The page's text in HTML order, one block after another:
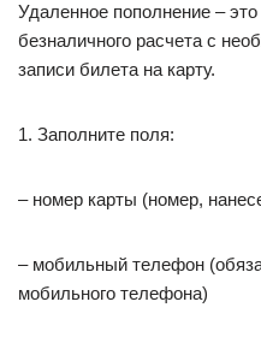
Удаленное пополнение –
безналичного расчета с
записи билета на карту.
1. Заполните поля:
– номер карты (номер,
– мобильный телефон
мобильного телефона)